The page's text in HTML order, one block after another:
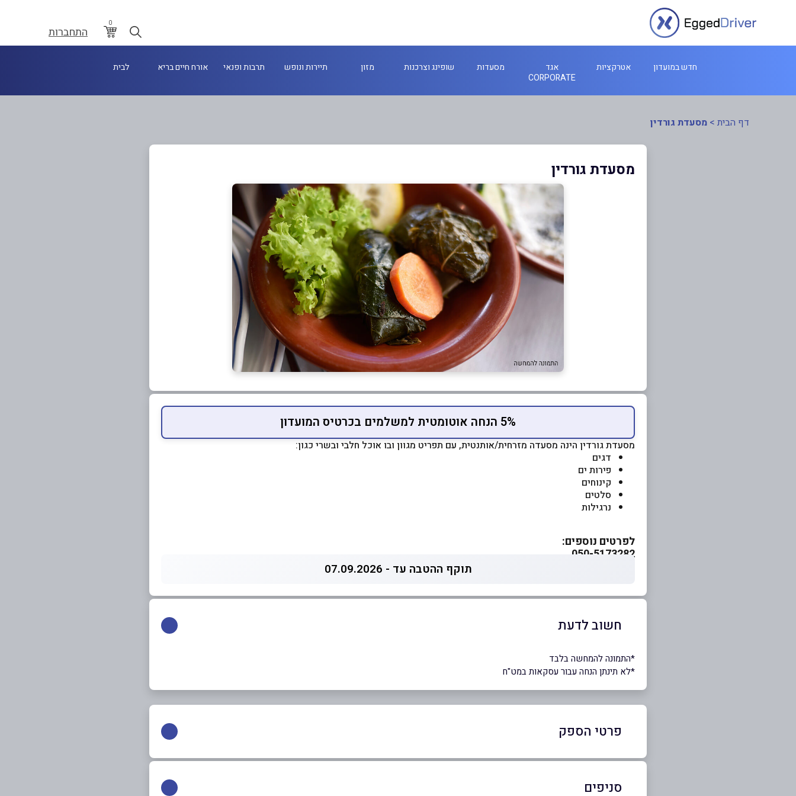
0
התחברות
חדש במועדון אטרקציות
אגד
CORPORATE
מסעדות שופינג וצרכנות מזון תיירות ונופש תרבות ופנאי אורח חיים בריא לבית
דף הבית > מסעדת גורדין
מסעדת גורדין
5% הנחה אוטומטית למשלמים בכרטיס המועדון
מסעדת גורדין הינה מסעדה מזרחית/אותנטית, עם תפריט מגוון ובו אוכל חלבי ובשרי כגון:
דגים
פירות ים
קינוחים
סלטים
נרגילות
לפרטים נוספים:
050-5173282
תוקף ההטבה עד - 07.09.2026
חשוב לדעת
*התמונה להמחשה בלבד
*לא תינתן הנחה עבור עסקאות במט"ח
פרטי הספק
050-5173282
סניפים